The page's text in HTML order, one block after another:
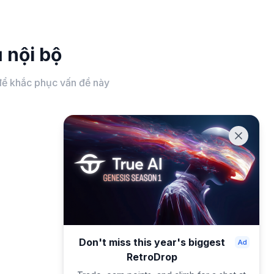
nội bộ
khắc phục vấn đề này
Don't miss this year's biggest
RetroDrop